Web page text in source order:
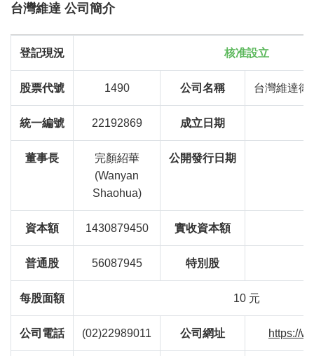
台灣維達 公司簡介
登記現況 核准設立
股票代號 1490 公司名稱 台灣維達衛
統一編號 22192869 成立日期
董事長
完顏紹華
(Wanyan
Shaohua)
公開發行日期
資本額 1430879450 實收資本額
普通股 56087945 特別股
每股面額 10 元
公司電話 (02)22989011 公司網址 https://